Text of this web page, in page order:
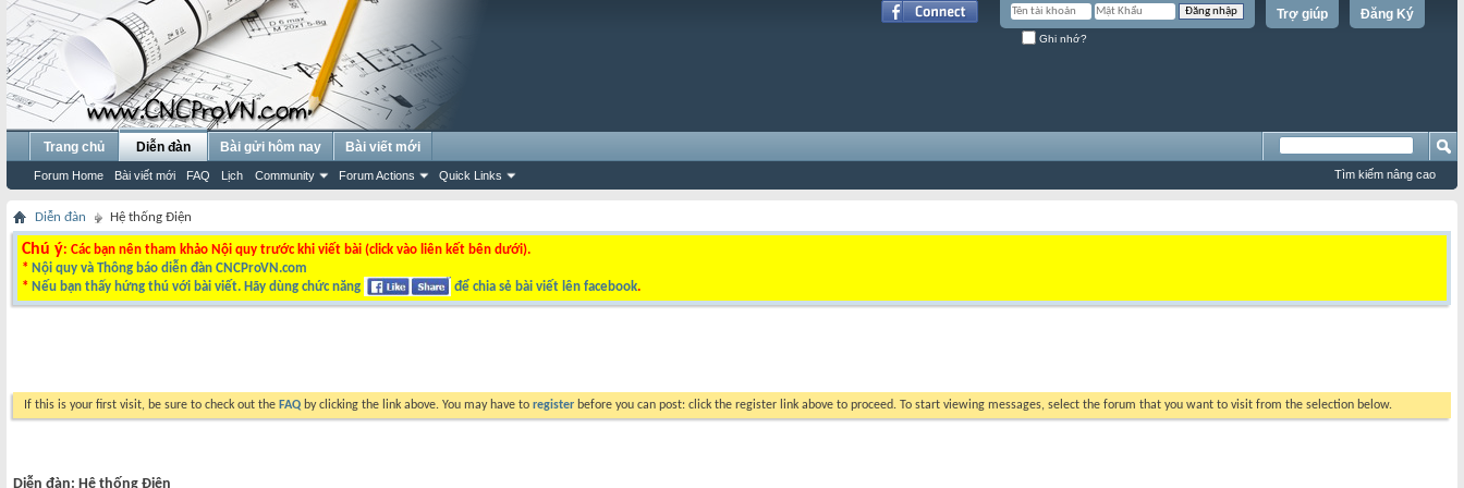
Đăng Ký
Trợ giúp
Ghi nhớ?
Trang chủ Diễn đàn
Forum Home Bài viết mới FAQ Lịch Community Forum Actions Quick Links
Bài gửi hôm nay Bài viết mới
Tìm kiếm nâng cao
Diễn đàn Hệ thống Điện
Chú ý: Các bạn nên tham khảo Nội quy trước khi viết bài (click vào liên kết bên dưới).
* Nội quy và Thông báo diễn đàn CNCProVN.com
* Nếu bạn thấy hứng thú với bài viết. Hãy dùng chức năng để chia sẻ bài viết lên facebook.
If this is your first visit, be sure to check out the FAQ by clicking the link above. You may have to register before you can post: click the register link above to proceed. To start viewing messages, select the forum that you want to visit from the selection below.
Diễn đàn: Hệ thống Điện